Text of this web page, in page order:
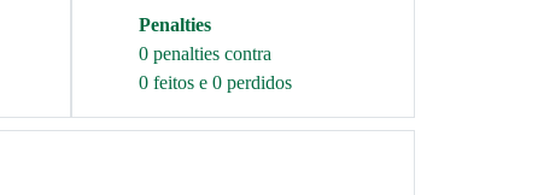
Penalties
0 penalties contra
0 feitos e 0 perdidos